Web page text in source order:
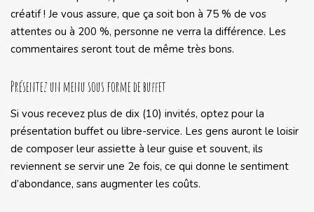
créatif ! Je vous assure, que ça soit bon à 75 % de vos
attentes ou à 200 %, personne ne verra la différence. Les
commentaires seront tout de même très bons.
Présentez un menu sous forme de buffet
Si vous recevez plus de dix (10) invités, optez pour la
présentation buffet ou libre-service. Les gens auront le loisir
de composer leur assiette à leur guise et souvent, ils
reviennent se servir une 2e fois, ce qui donne le sentiment
d’abondance, sans augmenter les coûts.